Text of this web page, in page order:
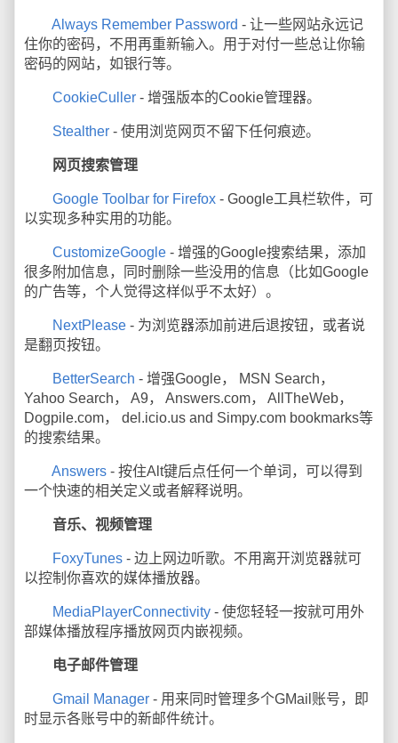
Always Remember Password - 让一些网站永远记
住你的密码，不用再重新输入。用于对付一些总让你输
密码的网站，如银行等。
CookieCuller - 增强版本的Cookie管理器。
Stealther - 使用浏览网页不留下任何痕迹。
网页搜索管理
Google Toolbar for Firefox - Google工具栏软件，可
以实现多种实用的功能。
CustomizeGoogle - 增强的Google搜索结果，添加
很多附加信息，同时删除一些没用的信息（比如Google
的广告等，个人觉得这样似乎不太好）。
NextPlease - 为浏览器添加前进后退按钮，或者说
是翻页按钮。
BetterSearch - 增强Google， MSN Search，
Yahoo Search， A9， Answers.com， AllTheWeb，
Dogpile.com， del.icio.us and Simpy.com bookmarks等
的搜索结果。
Answers - 按住Alt键后点任何一个单词，可以得到
一个快速的相关定义或者解释说明。
音乐、视频管理
FoxyTunes - 边上网边听歌。不用离开浏览器就可
以控制你喜欢的媒体播放器。
MediaPlayerConnectivity - 使您轻轻一按就可用外
部媒体播放程序播放网页内嵌视频。
电子邮件管理
Gmail Manager - 用来同时管理多个GMail账号，即
时显示各账号中的新邮件统计。